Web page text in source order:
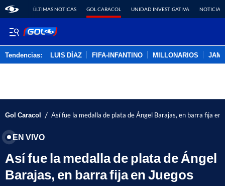
ÚLTIMAS NOTICAS GOL CARACOL UNIDAD INVESTIGATIVA NOTICIAS
Tendencias: LUIS DÍAZ FIFA-INFANTINO MILLONARIOS
Gol Caracol / Así fue la medalla de plata de Ángel Barajas, en barra fija
EN VIVO
Así fue la medalla de plata de Ángel
Barajas, en barra fija en Juegos